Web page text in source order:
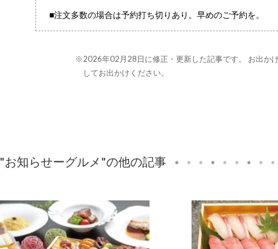
■注文多数の場合は予約打ち切りあり。早めのご予約を。
※2026年02月28日に修正・更新した記事です。 お出か
してお出かけください。
"お知らせーグルメ"の他の記事